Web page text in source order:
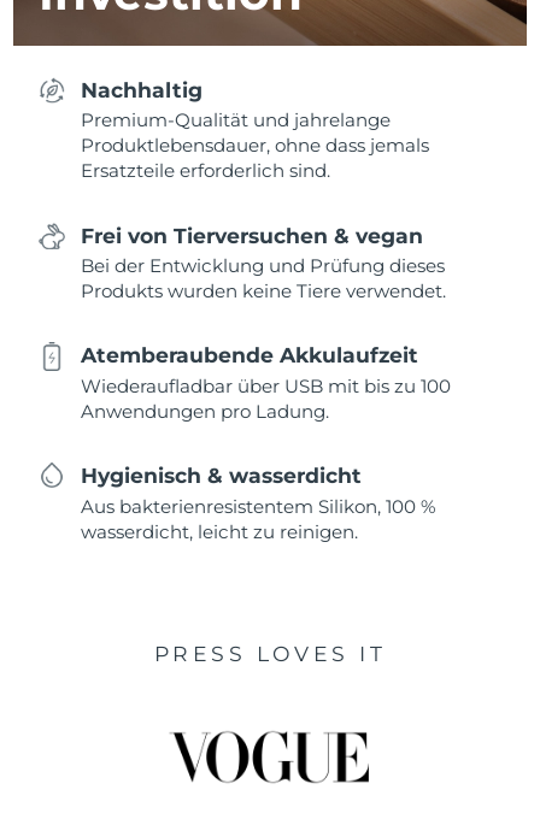
Nachhaltig
Premium-Qualität und jahrelange
Produktlebensdauer, ohne dass jemals
Ersatzteile erforderlich sind.
Frei von Tierversuchen & vegan
Bei der Entwicklung und Prüfung dieses
Produkts wurden keine Tiere verwendet.
Atemberaubende Akkulaufzeit
Wiederaufladbar über USB mit bis zu 100
Anwendungen pro Ladung.
Hygienisch & wasserdicht
Aus bakterienresistentem Silikon, 100 %
wasserdicht, leicht zu reinigen.
PRESS LOVES IT